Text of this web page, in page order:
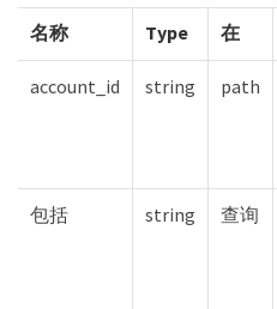
名称 Type 在
account_id string path
包括 string 查询